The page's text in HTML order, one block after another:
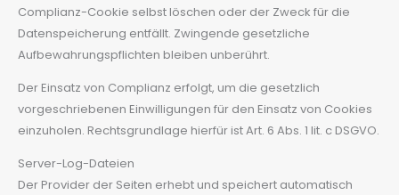
Complianz-Cookie selbst löschen oder der Zweck für die
Datenspeicherung entfällt. Zwingende gesetzliche
Aufbewahrungspflichten bleiben unberührt.
Der Einsatz von Complianz erfolgt, um die gesetzlich
vorgeschriebenen Einwilligungen für den Einsatz von Cookies
einzuholen. Rechtsgrundlage hierfür ist Art. 6 Abs. 1 lit. c DSGVO.
Server-Log-Dateien
Der Provider der Seiten erhebt und speichert automatisch